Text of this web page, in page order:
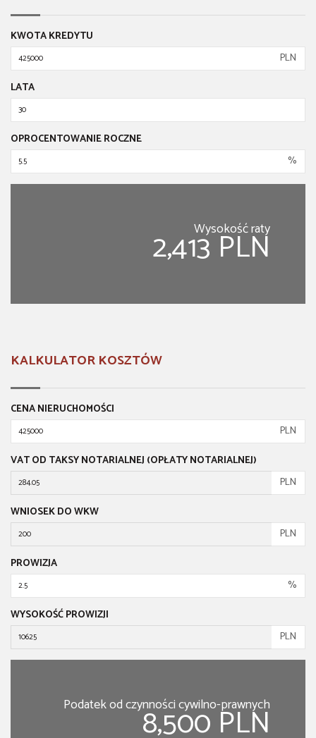
KWOTA KREDYTU
PLN
LATA
OPROCENTOWANIE ROCZNE
%
Wysokość raty
2,413 PLN
KALKULATOR KOSZTÓW
CENA NIERUCHOMOŚCI
PLN
VAT OD TAKSY NOTARIALNEJ (OPŁATY NOTARIALNEJ)
PLN
WNIOSEK DO WKW
PLN
PROWIZJA
%
WYSOKOŚĆ PROWIZJI
PLN
Podatek od czynności cywilno-prawnych
8,500 PLN